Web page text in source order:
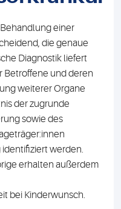
einer
die genaue
Diagnostik liefert
Betroffene und deren
weiterer Organe
der zugrunde
sowie des
werden.
erhalten außerdem
bei Kinderwunsch.